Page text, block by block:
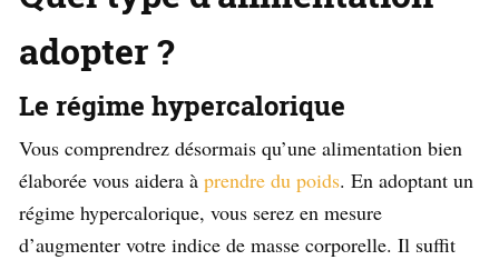
adopter ?
Le régime hypercalorique
Vous comprendrez désormais qu’une alimentation bien
élaborée vous aidera à prendre du poids. En adoptant un
régime hypercalorique, vous serez en mesure
d’augmenter votre indice de masse corporelle. Il suffit